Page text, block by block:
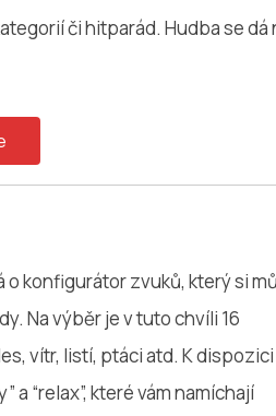
či hitparád. Hudba se dá
konfigurátor zvuků, který si
Na výběr je v tuto chvíli 16
vítr, listí, ptáci atd. K
a “relax”, které vám namíchají